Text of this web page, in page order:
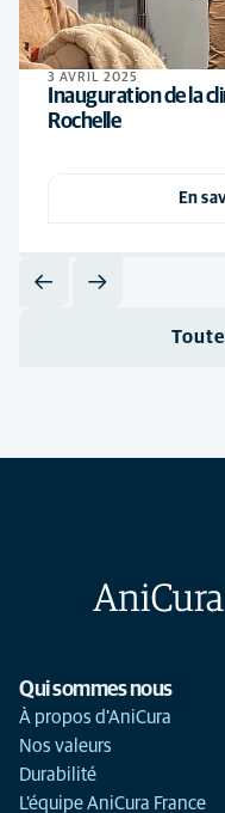
3 AVRIL 2025
Inauguration de la
Rochelle
En
Qui sommes nous
À propos d'AniCura
Nos valeurs
Durabilité
L'équipe AniCura France